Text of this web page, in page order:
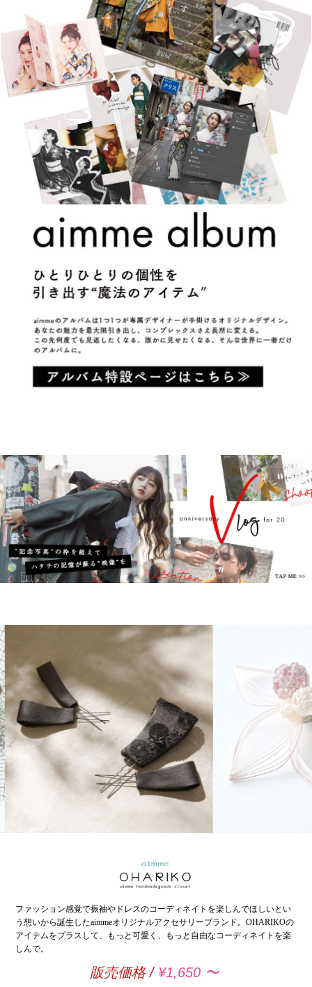
ファッション感覚で振袖やドレスのコーディネイトを楽しんでほしいとい
う想いから誕生したaimmeオリジナルアクセサリーブランド。OHARIKOの
アイテムをプラスして、もっと可愛く、もっと自由なコーディネイトを楽
しんで。
販売価格 / ¥1,650 〜